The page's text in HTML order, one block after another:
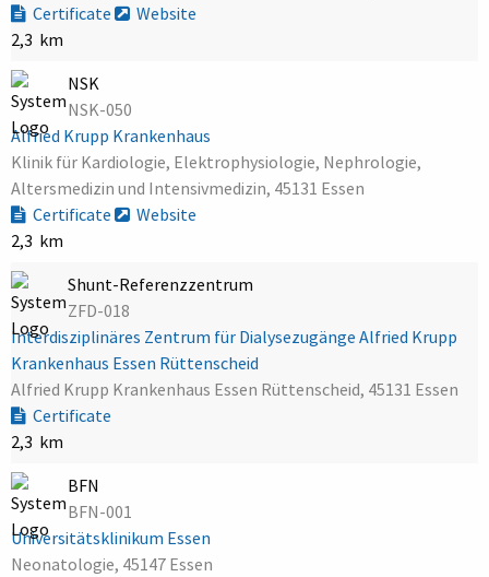
Certificate
Website
2,3 km
NSK
NSK-050
Alfried Krupp Krankenhaus
Klinik für Kardiologie, Elektrophysiologie, Nephrologie,
Altersmedizin und Intensivmedizin, 45131 Essen
Certificate
Website
2,3 km
Shunt-Referenzzentrum
ZFD-018
Interdisziplinäres Zentrum für Dialysezugänge Alfried Krupp
Krankenhaus Essen Rüttenscheid
Alfried Krupp Krankenhaus Essen Rüttenscheid, 45131 Essen
Certificate
2,3 km
BFN
BFN-001
Universitätsklinikum Essen
Neonatologie, 45147 Essen